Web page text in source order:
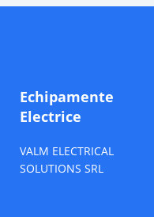
Echipamente
Electrice
VALM ELECTRICAL
SOLUTIONS SRL